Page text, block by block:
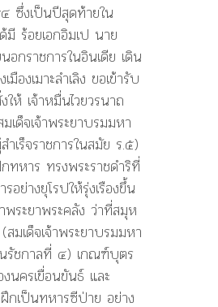
ซึ่งเป็นปีสุดท้ายใน
มี ร้อยเอกอิมเป นาย
กราชการในอินเดีย เดิน
มืองเมาะลำเลิง ขอเข้ารับ
ให้ เจ้าหมื่นไวยวรนาถ
เด็จเจ้าพระยาบรมมหา
ำเร็จราชการในสมัย ร.๕)
ทหาร ทรงพระราชดำริที่
อย่างยุโรปให้รุ่งเรืองขึ้น
พระยาพระคลัง ว่าที่สมุห
มเด็จเจ้าพระยาบรมมหา
รัชกาลที่ ๔) เกณฑ์บุตร
นครเขื่อนขันธ์ และ
เป็นทหารซีป่าย อย่าง